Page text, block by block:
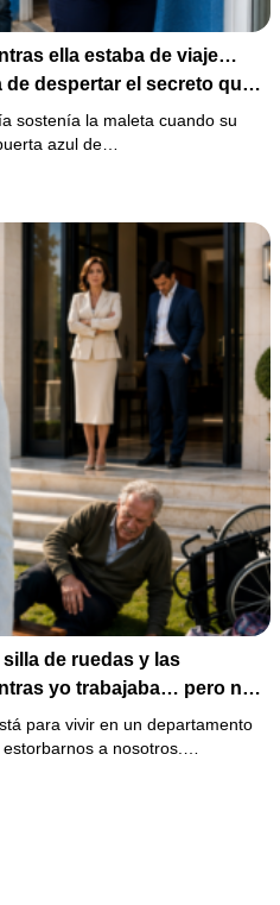
ella estaba de viaje…
despertar el secreto que
sostenía la maleta cuando su
azul de…
de ruedas y las
yo trabajaba… pero no
casa y que su hijo acabaría
para vivir en un departamento
a nosotros.…